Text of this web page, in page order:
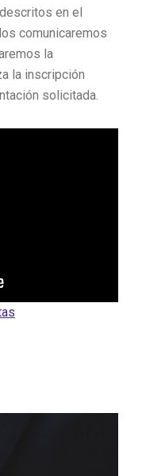
en el
comunicaremos
la
la inscripción
solicitada.